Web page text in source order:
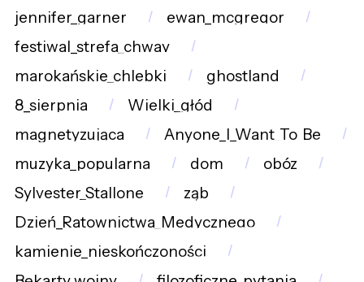
jennifer_garner
ewan_mcgregor
festiwal_strefa_chway
marokańskie_chlebki
ghostland
8_sierpnia
Wielki_głód
magnetyzująca
Anyone_I_Want_To_Be
muzyka_popularna
dom
obóz
Sylvester_Stallone
ząb
Dzień_Ratownictwa_Medycznego
kamienie_nieskończoności